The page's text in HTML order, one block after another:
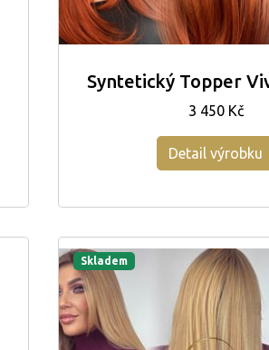
Syntetický Topper
3 450 Kč
Detail výrobku
Skladem